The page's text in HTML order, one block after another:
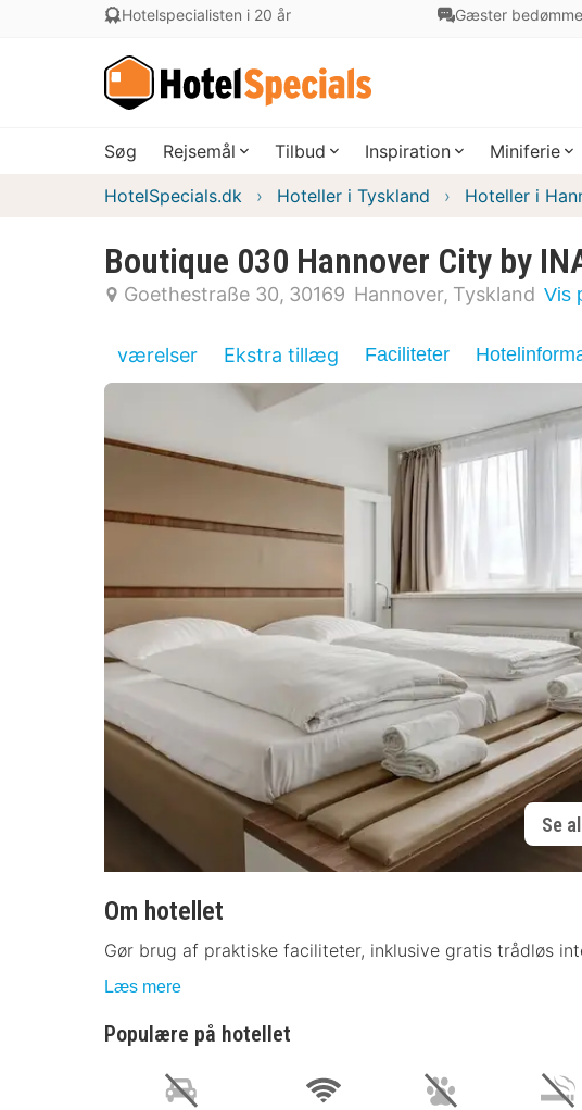
Hotelspecialisten i 20 år Gæster
Søg Rejsemål Tilbud Inspiration Miniferie
HotelSpecials.dk Hoteller i Tyskland Hoteller i
Boutique 030 Hannover City by
Goethestraße 30 30169 Hannover Tyskland Vis
værelser Ekstra tillæg Faciliteter
Se
Om hotellet
Gør brug af praktiske faciliteter, inklusive gratis trådløs
Læs mere
Populære på hotellet